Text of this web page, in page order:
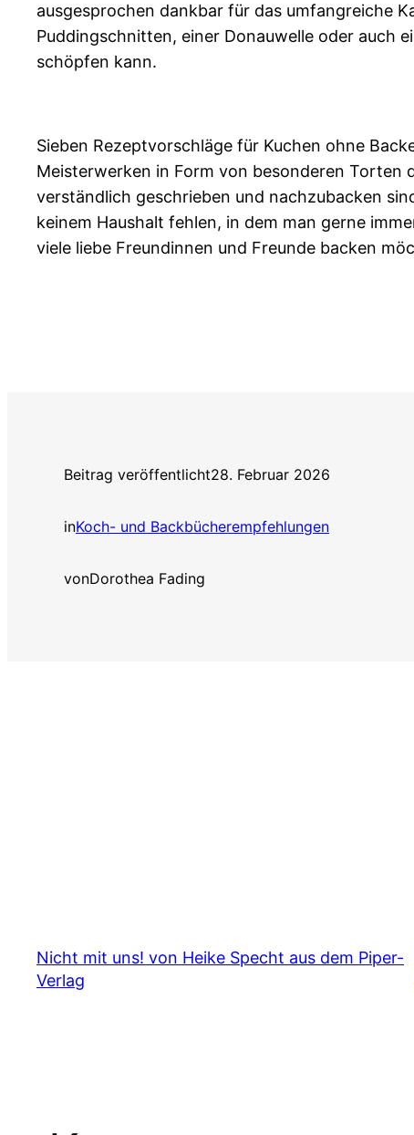
ausgesprochen dankbar für das umfangreiche
Puddingschnitten, einer Donauwelle oder auch
schöpfen kann.
Sieben Rezeptvorschläge für Kuchen ohne
Meisterwerken in Form von besonderen Torten
verständlich geschrieben und nachzubacken
keinem Haushalt fehlen, in dem man gerne
viele liebe Freundinnen und Freunde backen
Beitrag veröffentlicht28. Februar 2026
inKoch- und Backbücherempfehlungen
vonDorothea Fading
Nicht mit uns! von Heike Specht aus dem Piper-
Verlag